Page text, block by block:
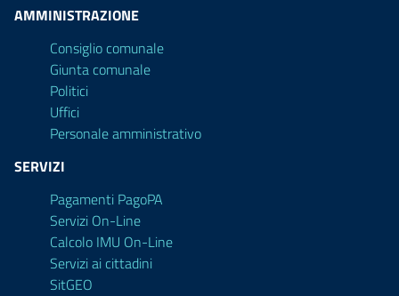
AMMINISTRAZIONE
Consiglio comunale
Giunta comunale
Politici
Uffici
Personale amministrativo
SERVIZI
Pagamenti PagoPA
Servizi On-Line
Calcolo IMU On-Line
Servizi ai cittadini
SitGEO